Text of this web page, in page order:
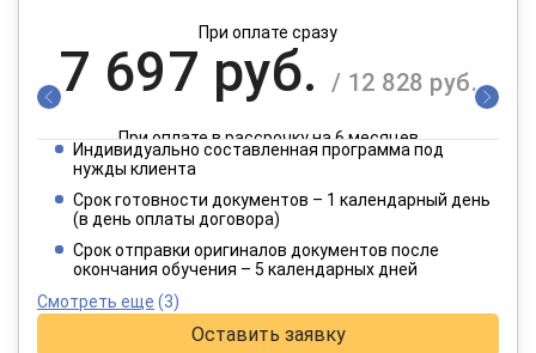
При оплате сразу
7 697 руб. / 12 828 руб.
При оплате в рассрочку на 6 месяцев
3 849 руб. / 6 414 руб.
При оплате в рассрочку на 12 месяцев
Индивидуально составленная программа под
нужды клиента
Срок готовности документов – 1 календарный день
(в день оплаты договора)
Срок отправки оригиналов документов после
окончания обучения – 5 календарных дней
Смотреть еще (3)
Оставить заявку